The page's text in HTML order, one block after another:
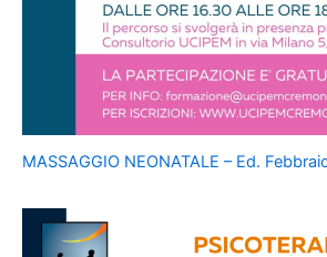
MASSAGGIO NEONATALE – Ed.